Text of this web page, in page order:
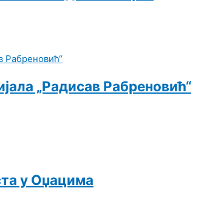
„Радисав Рабреновић“
у Оџацима